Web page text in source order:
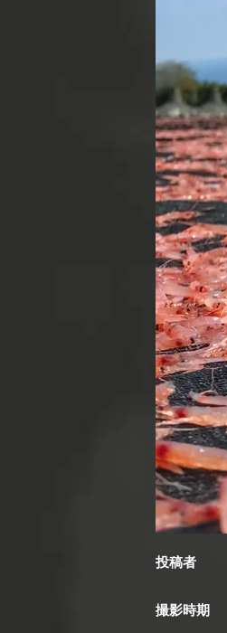
投稿者
撮影時期